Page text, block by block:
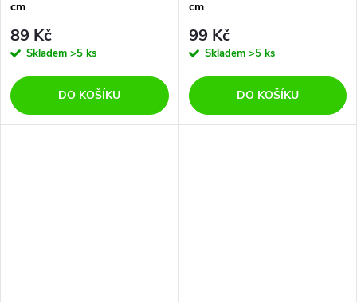
cm
89 Kč
Skladem >5 ks
DO KOŠÍKU
cm
99 Kč
Skladem >5 ks
DO KOŠÍKU